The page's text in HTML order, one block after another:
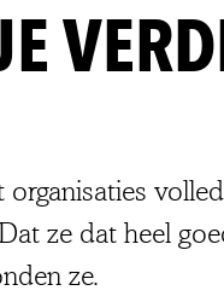
ze dat heel
ze.